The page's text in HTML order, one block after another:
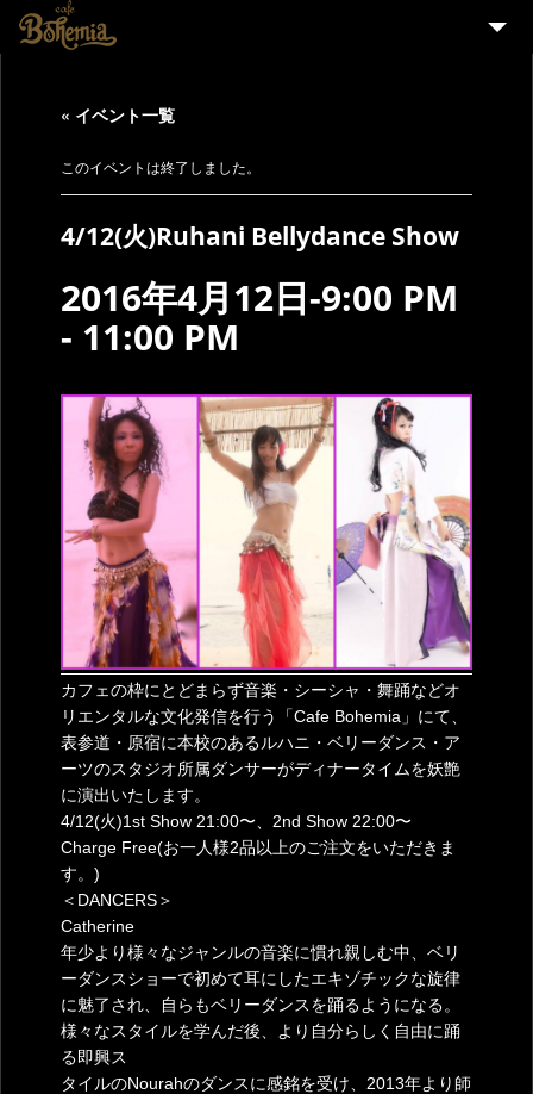
EVENT
STAFF WANTED
ENGLISH
« イベント一覧
このイベントは終了しました。
4/12(火)Ruhani Bellydance Show
2016年4月12日-9:00 PM
- 11:00 PM
カフェの枠にとどまらず音楽・シーシャ・舞踊などオ
リエンタルな文化発信を行う「Cafe Bohemia」にて、
表参道・原宿に本校のあるルハニ・ベリーダンス・ア
ーツのスタジオ所属ダンサーがディナータイムを妖艶
に演出いたします。
4/12(火)1st Show 21:00〜、2nd Show 22:00〜
Charge Free(お一人様2品以上のご注文をいただきま
す。)
＜DANCERS＞
Catherine
年少より様々なジャンルの音楽に慣れ親しむ中、ベリ
ーダンスショーで初めて耳にしたエキゾチックな旋律
に魅了され、自らもベリーダンスを踊るようになる。
様々なスタイルを学んだ後、より自分らしく自由に踊
る即興ス
タイルのNourahのダンスに感銘を受け、2013年より師